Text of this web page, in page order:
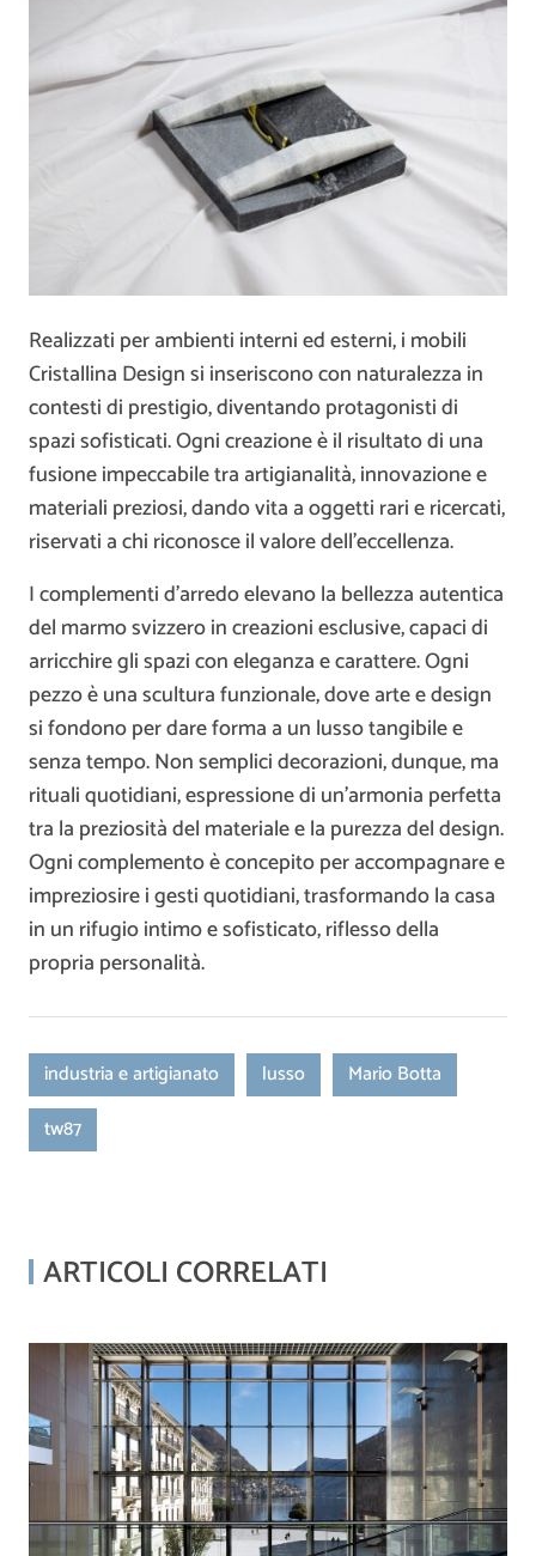
​Realizzati per ambienti interni ed esterni, i mobili
Cristallina Design si inseriscono con naturalezza in
contesti di prestigio, diventando protagonisti di
spazi sofisticati. Ogni creazione è il risultato di una
fusione impeccabile tra artigianalità, innovazione e
materiali preziosi, dando vita a oggetti rari e ricercati,
riservati a chi riconosce il valore dell’eccellenza.
I complementi d’arredo elevano la bellezza autentica
del marmo svizzero in creazioni esclusive, capaci di
arricchire gli spazi con eleganza e carattere. Ogni
pezzo è una scultura funzionale, dove arte e design
si fondono per dare forma a un lusso tangibile e
senza tempo. Non semplici decorazioni, dunque, ma
rituali quotidiani, espressione di un’armonia perfetta
tra la preziosità del materiale e la purezza del design.
Ogni complemento è concepito per accompagnare e
impreziosire i gesti quotidiani, trasformando la casa
in un rifugio intimo e sofisticato, riflesso della
propria personalità.
industria e artigianato lusso
Mario Botta
tw87
ARTICOLI CORRELATI